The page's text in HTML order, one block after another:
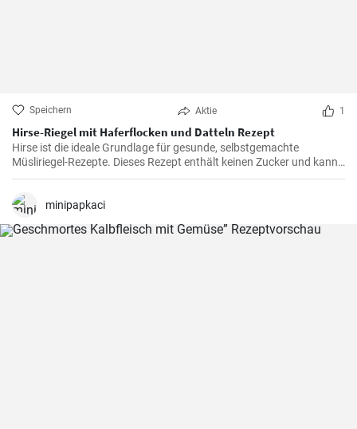
Speichern Aktie 1
Hirse-Riegel mit Haferflocken und Datteln Rezept
Hirse ist die ideale Grundlage für gesunde, selbstgemachte
Müsliriegel-Rezepte. Dieses Rezept enthält keinen Zucker und kann
auch ohne Kakaopulver zubereitet werden.
minipapkaci